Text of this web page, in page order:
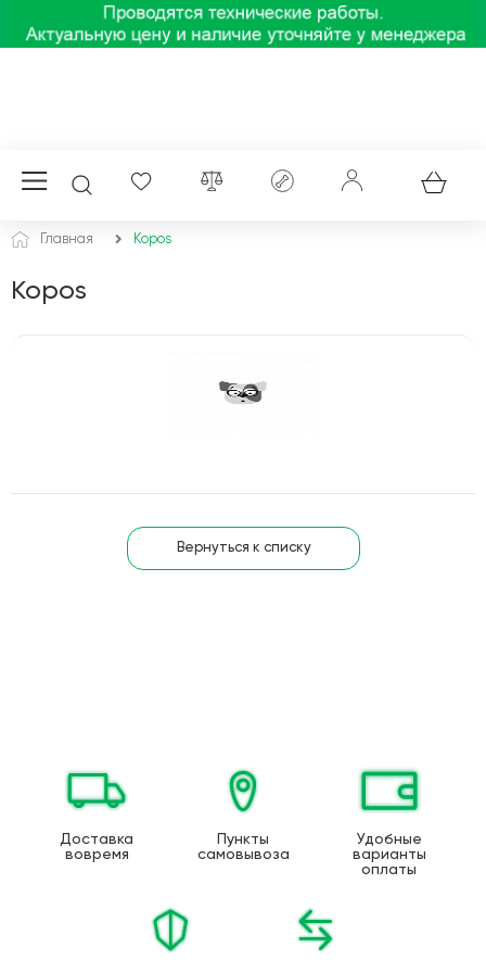
Главная Kopos
Kopos
Вернуться к списку
Доставка
вовремя
Пункты
самовывоза
Удобные
варианты
оплаты